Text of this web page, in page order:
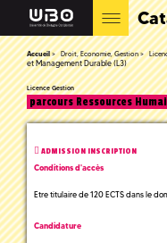
Accueil Droit, Economie, Gestion
et Management Durable (L3)
Licence Gestion
parcours Ressources
ADMISSION INSCRIPTION
Conditions d'accès
Etre titulaire de 120 ECTS dans le
Candidature